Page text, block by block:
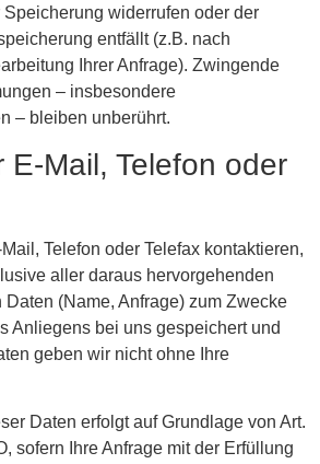
Speicherung widerrufen oder der
entfällt (z.B. nach
Ihrer Anfrage). Zwingende
– insbesondere
– bleiben unberührt.
E-Mail, Telefon oder
Telefon oder Telefax kontaktieren,
aller daraus hervorgehenden
(Name, Anfrage) zum Zwecke
Anliegens bei uns gespeichert und
geben wir nicht ohne Ihre
Daten erfolgt auf Grundlage von Art.
sofern Ihre Anfrage mit der Erfüllung